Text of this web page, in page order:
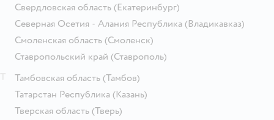
Свердловская область (Екатеринбург)
Северная Осетия - Алания Республика (Владикавказ)
Смоленская область (Смоленск)
Ставропольский край (Ставрополь)
Тамбовская область (Тамбов)
Татарстан Республика (Казань)
Тверская область (Тверь)